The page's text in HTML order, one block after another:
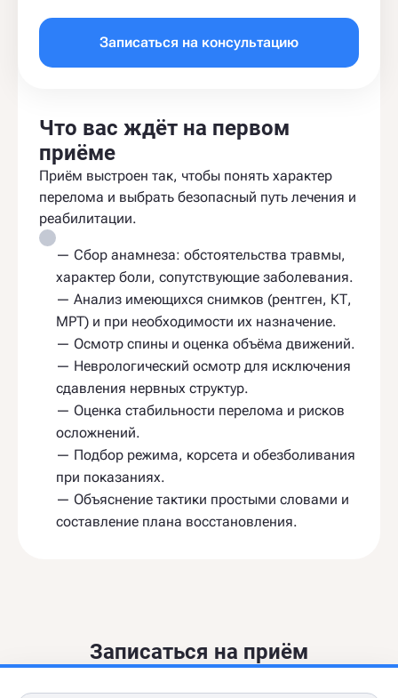
Записаться на консультацию
Что вас ждёт на первом
приёме
Приём выстроен так, чтобы понять характер
перелома и выбрать безопасный путь лечения и
реабилитации.
— Сбор анамнеза: обстоятельства травмы,
характер боли, сопутствующие заболевания.
— Анализ имеющихся снимков (рентген, КТ,
МРТ) и при необходимости их назначение.
— Осмотр спины и оценка объёма движений.
— Неврологический осмотр для исключения
сдавления нервных структур.
— Оценка стабильности перелома и рисков
осложнений.
— Подбор режима, корсета и обезболивания
при показаниях.
— Объяснение тактики простыми словами и
составление плана восстановления.
Записаться на приём